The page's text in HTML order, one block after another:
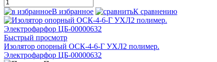
В избранное К сравнению
Быстрый просмотр
Изолятор опорный ОСК-4-6-Г УХЛ2 полимер.
Электрофарфор ЦБ-00000632